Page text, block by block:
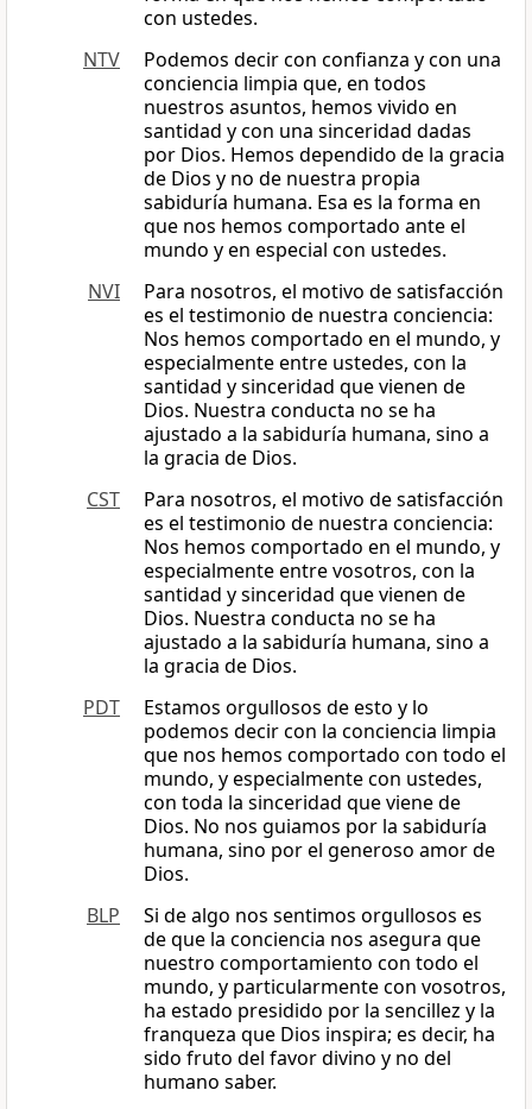
con ustedes.
NTV
Podemos decir con confianza y con una
conciencia limpia que, en todos
nuestros asuntos, hemos vivido en
santidad y con una sinceridad dadas
por Dios. Hemos dependido de la gracia
de Dios y no de nuestra propia
sabiduría humana. Esa es la forma en
que nos hemos comportado ante el
mundo y en especial con ustedes.
NVI
Para nosotros, el motivo de satisfacción
es el testimonio de nuestra conciencia:
Nos hemos comportado en el mundo, y
especialmente entre ustedes, con la
santidad y sinceridad que vienen de
Dios. Nuestra conducta no se ha
ajustado a la sabiduría humana, sino a
la gracia de Dios.
CST
Para nosotros, el motivo de satisfacción
es el testimonio de nuestra conciencia:
Nos hemos comportado en el mundo, y
especialmente entre vosotros, con la
santidad y sinceridad que vienen de
Dios. Nuestra conducta no se ha
ajustado a la sabiduría humana, sino a
la gracia de Dios.
PDT
Estamos orgullosos de esto y lo
podemos decir con la conciencia limpia
que nos hemos comportado con todo el
mundo, y especialmente con ustedes,
con toda la sinceridad que viene de
Dios. No nos guiamos por la sabiduría
humana, sino por el generoso amor de
Dios.
BLP
Si de algo nos sentimos orgullosos es
de que la conciencia nos asegura que
nuestro comportamiento con todo el
mundo, y particularmente con vosotros,
ha estado presidido por la sencillez y la
franqueza que Dios inspira; es decir, ha
sido fruto del favor divino y no del
humano saber.